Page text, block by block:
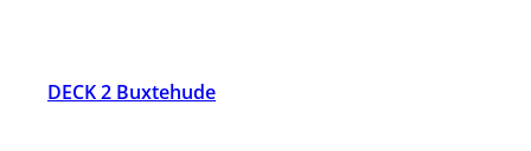
DECK 2 Buxtehude